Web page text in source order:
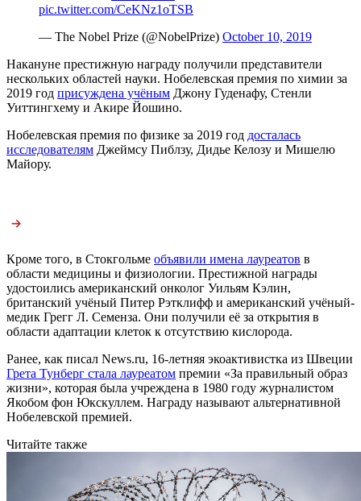
pic.twitter.com/CeKNz1oTSB
— The Nobel Prize (@NobelPrize) October 10, 2019
Накануне престижную награду получили представители
нескольких областей науки. Нобелевская премия по химии за
2019 год присуждена учёным Джону Гуденафу, Стенли
Уиттингхему и Акире Йошино.
Нобелевская премия по физике за 2019 год досталась
исследователям Джеймсу Пиблзу, Дидье Келозу и Мишелю
Майору.
Кроме того, в Стокгольме объявили имена лауреатов в
области медицины и физиологии. Престижной награды
удостоились американский онколог Уильям Кэлин,
британский учёный Питер Рэтклифф и американский учёный-
медик Грегг Л. Семенза. Они получили её за открытия в
области адаптации клеток к отсутствию кислорода.
Ранее, как писал News.ru, 16-летняя экоактивистка из Швеции
Грета Тунберг стала лауреатом премии «За правильный образ
жизни», которая была учреждена в 1980 году журналистом
Якобом фон Юкскуллем. Награду называют альтернативной
Нобелевской премией.
Читайте также